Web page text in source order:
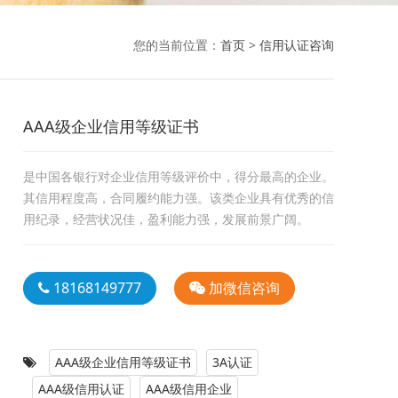
您的当前位置： 首页 > 信用认证咨询
AAA级企业信用等级证书
是中国各银行对企业信用等级评价中，得分最高的企业。
其信用程度高，合同履约能力强。该类企业具有优秀的信
用纪录，经营状况佳，盈利能力强，发展前景广阔。
18168149777 加微信咨询
AAA级企业信用等级证书
3A认证
AAA级信用认证
AAA级信用企业